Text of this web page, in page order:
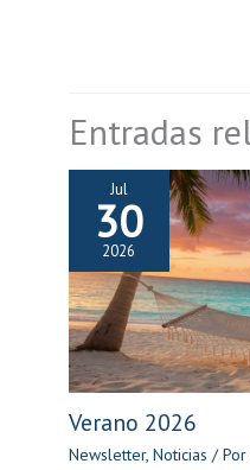
Entradas
Jul
30
2026
Verano 2026
Newsletter, Noticias / Por